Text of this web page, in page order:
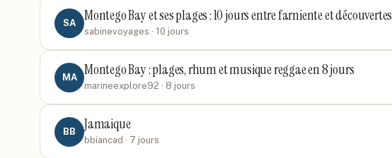
SA Montego Bay et ses plages : 10 jours entre farniente et découvertes
sabinevoyages · 10 jours
MA Montego Bay : plages, rhum et musique reggae en 8 jours
marineexplore92 · 8 jours
BB Jamaique
bbiancad · 7 jours